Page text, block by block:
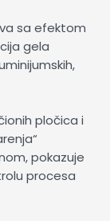
sa efektom
gela
pločica i
pokazuje
procesa